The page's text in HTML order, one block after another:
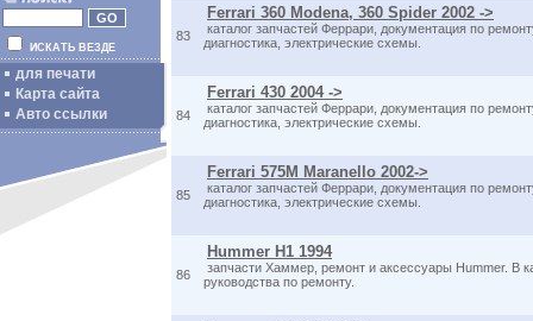
ИСКАТЬ ВЕЗДЕ
для печати
Карта сайта
Авто ссылки
83
Ferrari 360 Modena, 360 Spider 2002 ->
каталог запчастей Феррари, документация по
диагностика, электрические схемы.
84
Ferrari 430 2004 ->
каталог запчастей Феррари, документация по
диагностика, электрические схемы.
85
Ferrari 575M Maranello 2002->
каталог запчастей Феррари, документация по
диагностика, электрические схемы.
86
Hummer H1 1994
запчасти Хаммер, ремонт и аксессуары Hummer. В
руководства по ремонту.